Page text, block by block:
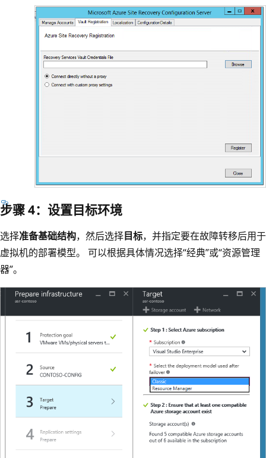
步骤 4：设置目标环境
选择准备基础结构，然后选择目标，并指定要在故障转移后用于
虚拟机的部署模型。 可以根据具体情况选择“经典”或“资源管理
器”。